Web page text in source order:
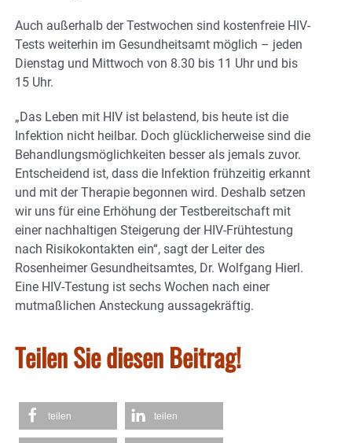
Auch außerhalb der Testwochen sind kostenfreie HIV-
Tests weiterhin im Gesundheitsamt möglich – jeden
Dienstag und Mittwoch von 8.30 bis 11 Uhr und bis
15 Uhr.
„Das Leben mit HIV ist belastend, bis heute ist die
Infektion nicht heilbar. Doch glücklicherweise sind die
Behandlungsmöglichkeiten besser als jemals zuvor.
Entscheidend ist, dass die Infektion frühzeitig erkannt
und mit der Therapie begonnen wird. Deshalb setzen
wir uns für eine Erhöhung der Testbereitschaft mit
einer nachhaltigen Steigerung der HIV-Frühtestung
nach Risikokontakten ein“, sagt der Leiter des
Rosenheimer Gesundheitsamtes, Dr. Wolfgang Hierl.
Eine HIV-Testung ist sechs Wochen nach einer
mutmaßlichen Ansteckung aussagekräftig.
Teilen Sie diesen Beitrag!
teilen teilen